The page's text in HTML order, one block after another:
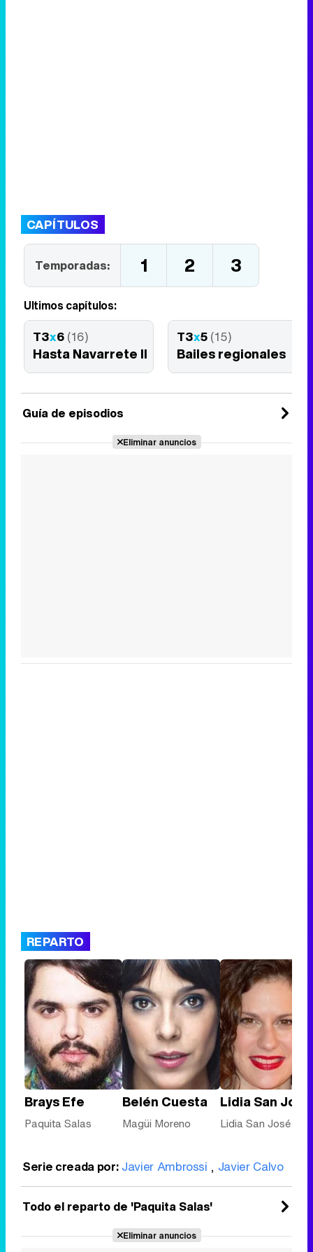
CAPÍTULOS
Temporadas: 1 2 3
Últimos capítulos:
T3x6 (16)
Hasta Navarrete II
T3x5 (15)
Bailes regionales
Guía de episodios
Eliminar anuncios
REPARTO
Brays Efe
Paquita Salas
Belén Cuesta
Magüi Moreno
Lidia San José
Lidia San José
Serie creada por: Javier Ambrossi , Javier Calvo
Todo el reparto de 'Paquita Salas'
Eliminar anuncios